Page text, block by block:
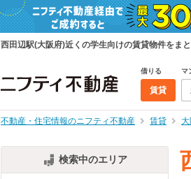
西田辺駅(大阪府)近くの学生向けの賃貸物件をま
借りる
賃貸
マ
不動産・住宅情報のニフティ不動産 賃貸
検索中のエリア